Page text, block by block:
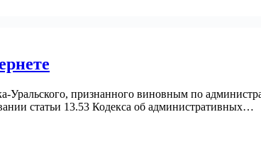
Уральского, признанного виновным по
статьи 13.53 Кодекса об административных…